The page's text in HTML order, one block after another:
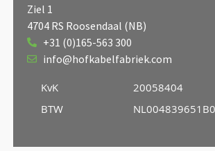
Ziel 1
4704 RS Roosendaal (NB)
+31 (0)165-563 300
info@hofkabelfabriek.com
KvK
BTW
20058404